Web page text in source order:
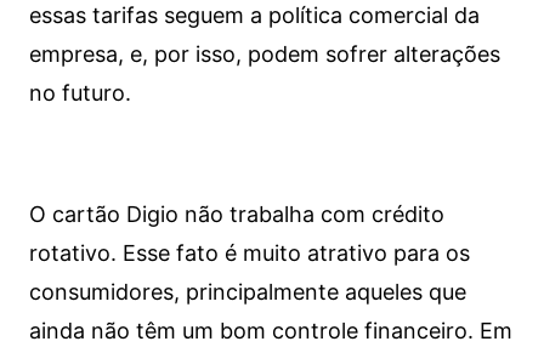
essas tarifas seguem a política comercial da
empresa, e, por isso, podem sofrer alterações
no futuro.
O cartão Digio não trabalha com crédito
rotativo. Esse fato é muito atrativo para os
consumidores, principalmente aqueles que
ainda não têm um bom controle financeiro. Em